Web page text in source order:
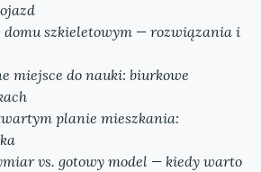
domu szkieletowym — rozwiązania i
miejsce do nauki: biurkowe
planie mieszkania:
vs. gotowy model — kiedy warto